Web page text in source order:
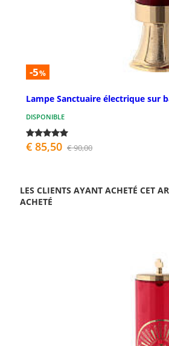
-5%
Lampe Sanctuaire électrique sur
DISPONIBLE
€ 85,50 € 90,00
LES CLIENTS AYANT ACHETÉ CET
ACHETÉ